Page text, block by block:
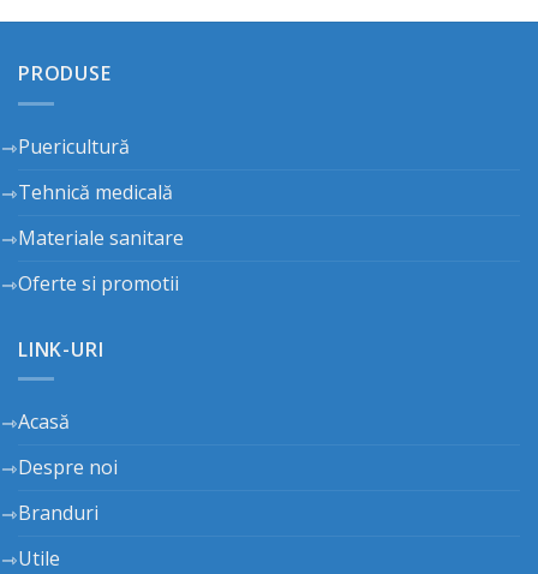
PRODUSE
Puericultură
Tehnică medicală
Materiale sanitare
Oferte si promotii
LINK-URI
Acasă
Despre noi
Branduri
Utile